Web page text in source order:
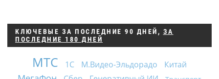
КЛЮЧЕВЫЕ ЗА ПОСЛЕДНИЕ 90 ДНЕЙ , ЗА
ПОСЛЕДНИЕ 180 ДНЕЙ
МТС 1С М.Видео-Эльдорадо Китай